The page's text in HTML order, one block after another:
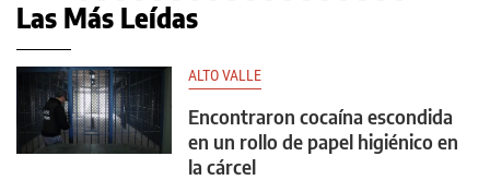
Las Más Leídas
ALTO VALLE
Encontraron cocaína escondida
en un rollo de papel higiénico en
la cárcel